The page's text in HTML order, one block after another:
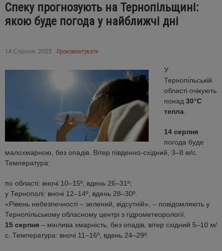
Спеку прогнозують на Тернопільщині:
якою буде погода у найближчі дні
14 Серпня, 2025 Прокоментувати
У
Тернопільській
області очікують
понад 30°C
тепла
14 серпня
погода буде
малохмарною, без опадів. Вітер південно-східний, 3–8 м/с.
Температура:
по області: вночі 10–15º, вдень 26–31º;
у Тернополі: вночі 12–14º, вдень 28–30º.
«Рівень небезпечності – зелений, відсутній», – повідомляють у
Тернопільському обласному центрі з гідрометеорології.
15 серпня – мінлива хмарність, без опадів, вітер східний 5–10 м/
с. Температура: вночі 11–16º, вдень 24–29º.